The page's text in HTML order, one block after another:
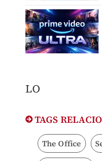
LO
TAGS
The Office